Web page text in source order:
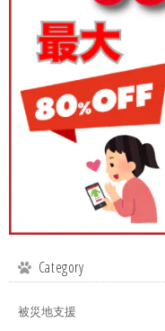
Category
被災地支援